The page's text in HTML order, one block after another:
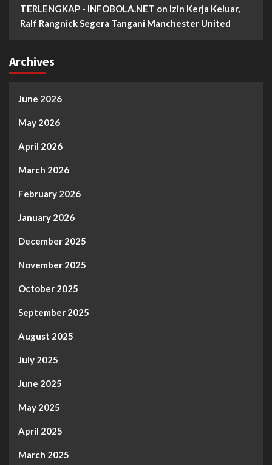
TERLENGKAP - INFOBOLA.NET on Izin Kerja Keluar,
Ralf Rangnick Segera Tangani Manchester United
Archives
June 2026
May 2026
April 2026
March 2026
February 2026
January 2026
December 2025
November 2025
October 2025
September 2025
August 2025
July 2025
June 2025
May 2025
April 2025
March 2025